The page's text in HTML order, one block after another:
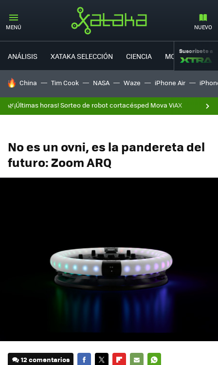
MENÚ NUEVO
ANÁLISIS XATAKA SELECCIÓN CIENCIA MOVILIDAD
Suscríbete a
HOY SE HABLA DE
China Tim Cook NASA Waze iPhone Air
🌿¡Últimas horas! Sorteo de robot cortacésped Mova ViAX
No es un ovni, es la pandereta del
futuro: Zoom ARQ
12 comentarios